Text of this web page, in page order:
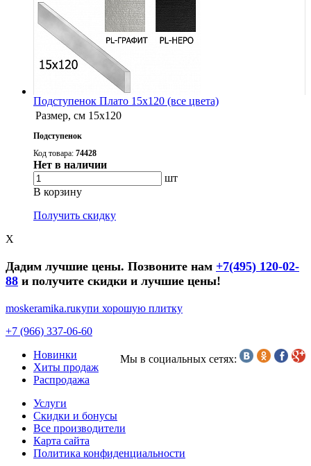
Подступенок Плато 15х120 (все цвета)
Размер, см 15x120
Подступенок
Код товара: 74428
Нет в наличии
шт
В корзину
Получить скидку
X
Дадим лучшие цены. Позвоните нам +7(495) 120-02-
88 и получите скидки и лучшие цены!
moskeramika.ruкупи хорошую плитку
+7 (966) 337-06-60
Мы в социальных сетях:
Новинки
Хиты продаж
Распродажа
Услуги
Скидки и бонусы
Все производители
Карта сайта
Политика конфиденциальности